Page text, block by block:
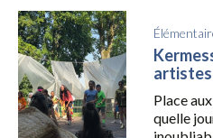
Place
quelle